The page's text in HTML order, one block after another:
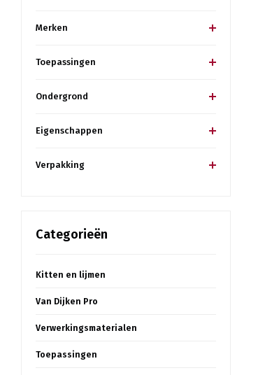
Merken
Toepassingen
Ondergrond
Eigenschappen
Verpakking
Categorieën
Kitten en lijmen
Van Dijken Pro
Verwerkingsmaterialen
Toepassingen